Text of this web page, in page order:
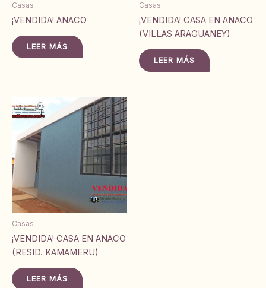
Casas
¡VENDIDA! ANACO
LEER MÁS
Casas
¡VENDIDA! CASA EN ANACO
(VILLAS ARAGUANEY)
LEER MÁS
Casas
¡VENDIDA! CASA EN ANACO
(RESID. KAMAMERU)
LEER MÁS